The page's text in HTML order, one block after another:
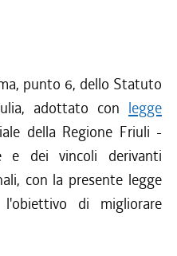
punto 6, dello Statuto
adottato con legge
della Regione Friuli -
e dei vincoli derivanti
con la presente legge
di migliorare